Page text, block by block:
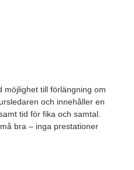
möjlighet till förlängning om
och innehåller en
tid för fika och samtal.
bra – inga prestationer